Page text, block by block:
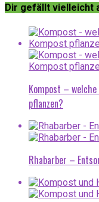
Dir gefällt vielleicht
Kompost –
pflanzen?
Rhabarber –